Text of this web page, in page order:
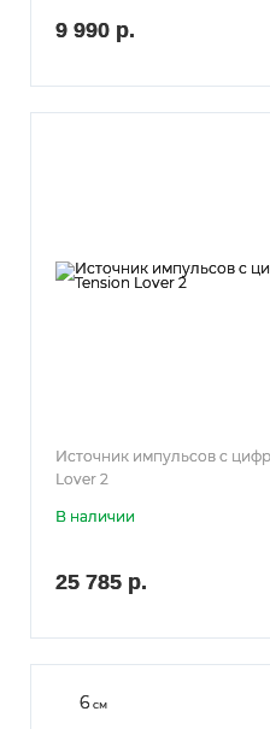
9 990 р.
Источник импульсов с
Lover 2
В наличии
25 785 р.
6 см